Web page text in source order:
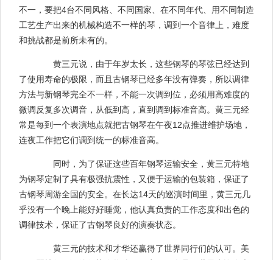
不一，要把4台不同风格、不同国家、在不同年代、用不同制造
工艺生产出来的机械构造不一样的琴，调到一个音律上，难度
和挑战都是前所未有的。
黄三元说，由于年岁太长，这些钢琴的琴弦已经达到
了使用寿命的极限，而且古钢琴已经多年没有弹奏，所以调律
方法与新钢琴完全不一样，不能一次调到位，必须用高难度的
微调反复多次调音，从低到高，直到调到标准音高。黄三元经
常是每到一个表演地点就把古钢琴在午夜12点推进维护场地，
连夜工作把它们调到统一的标准音高。
同时，为了保证这些百年钢琴运输安全，黄三元特地
为钢琴定制了具有极强抗震性，又便于运输的包装箱，保证了
古钢琴周游全国的安全。在长达14天的巡演时间里，黄三元几
乎没有一个晚上能好好睡觉，他认真负责的工作态度和出色的
调律技术，保证了古钢琴良好的演奏状态。
黄三元的技术和才华还赢得了世界同行们的认可。美